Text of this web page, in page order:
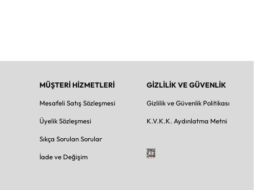
MÜŞTERİ HİZMETLERİ
Mesafeli Satış Sözleşmesi
Üyelik Sözleşmesi
Sıkça Sorulan Sorular
İade ve Değişim
GİZLİLİK VE GÜVENLİK
Gizlilik ve Güvenlik Politikası
K.V.K.K. Aydınlatma Metni